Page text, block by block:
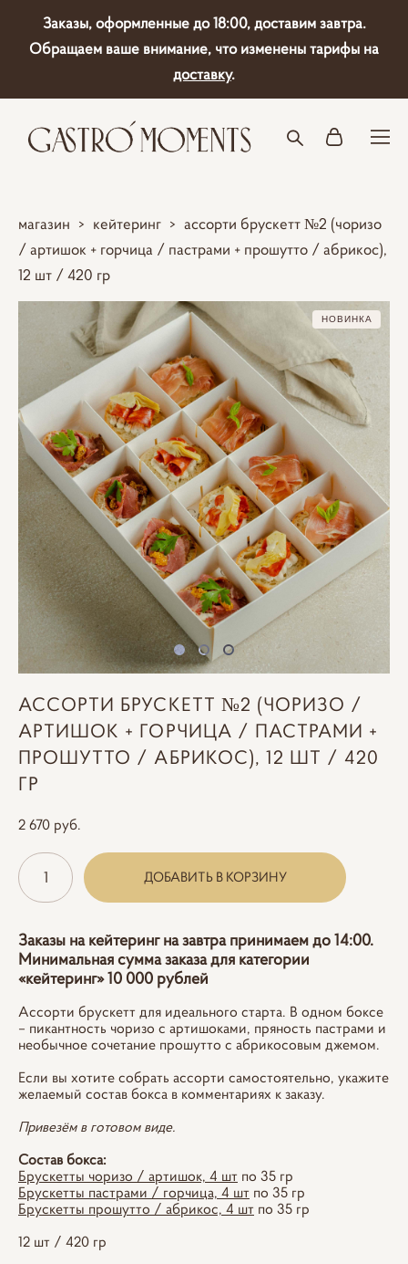
Заказы, оформленные до 18:00, доставим завтра.
Обращаем ваше внимание, что изменены тарифы на
доставку.
магазин > кейтеринг > ассорти брускетт №2 (чоризо
/ артишок + горчица / пастрами + прошутто / абрикос),
12 шт / 420 гр
НОВИНКА
АССОРТИ БРУСКЕТТ №2 (ЧОРИЗО /
АРТИШОК + ГОРЧИЦА / ПАСТРАМИ +
ПРОШУТТО / АБРИКОС), 12 ШТ / 420
ГР
2 670 pуб.
ДОБАВИТЬ В КОРЗИНУ
Заказы на кейтеринг на завтра принимаем до 14:00.
Минимальная сумма заказа для категории
«кейтеринг» 10 000 рублей
Ассорти брускетт для идеального старта. В одном боксе
– пикантность чоризо с артишоками, пряность пастрами и
необычное сочетание прошутто с абрикосовым джемом.
Если вы хотите собрать ассорти самостоятельно, укажите
желаемый состав бокса в комментариях к заказу.
Привезём в готовом виде.
Состав бокса:
Брускетты чоризо / артишок, 4 шт по 35 гр
Брускетты пастрами / горчица, 4 шт по 35 гр
Брускетты прошутто / абрикос, 4 шт по 35 гр
12 шт / 420 гр